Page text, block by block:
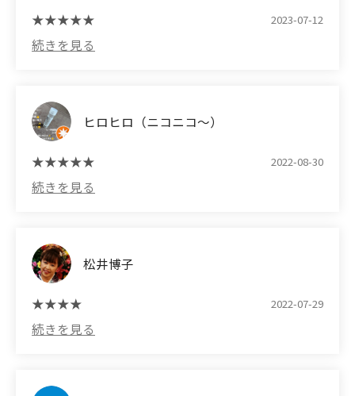
2023-07-12
ヒロヒロ（ニコニコ〜）
2022-08-30
松井博子
2022-07-29